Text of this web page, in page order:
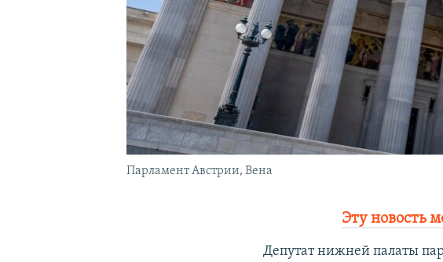
Парламент Австрии, Вена
Эту новость
Депутат нижней палаты